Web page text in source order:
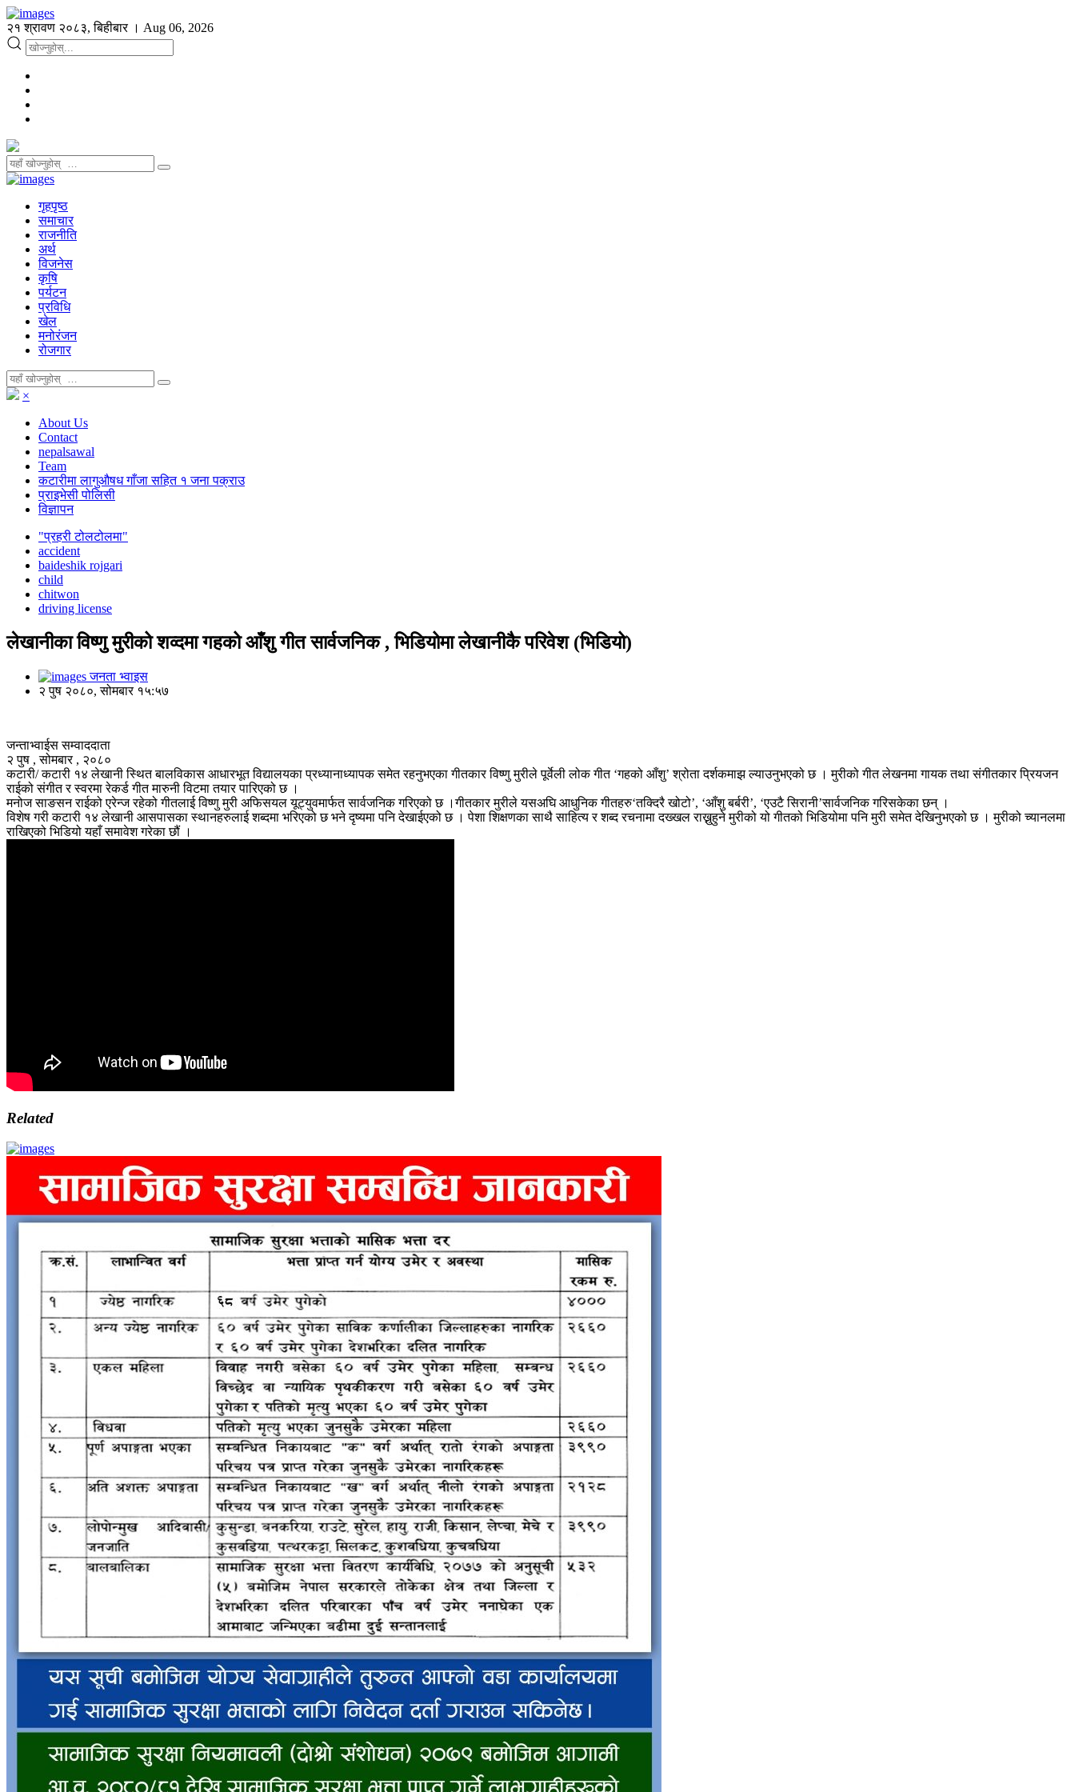
२१ श्रावण २०८३, बिहीबार । Aug 06, 2026
गृहपृष्ठ
समाचार
राजनीति
अर्थ
विजनेस
कृषि
पर्यटन
प्रविधि
खेल
मनोरंजन
रोजगार
×
About Us
Contact
nepalsawal
Team
कटारीमा लागुऔषध गाँजा सहित १ जना पक्राउ
प्राइभेसी पोलिसी
विज्ञापन
"प्रहरी टोलटोलमा"
accident
baideshik rojgari
child
chitwon
driving license
लेखानीका विष्णु मुरीको शव्दमा गहको आँशु गीत सार्वजनिक , भिडियोमा लेखानीकै परिवेश (भिडियो)
जनता भ्वाइस
२ पुष २०८०, सोमबार १५:५७
जन्ताभ्वाईस सम्वाददाता
२ पुष , सोमबार , २०८०
कटारी/ कटारी १४ लेखानी स्थित बालविकास आधारभूत विद्यालयका प्रध्यानाध्यापक समेत रहनुभएका गीतकार विष्णु मुरीले पूर्वेली लोक गीत ‘गहको आँशु’ श्रोता दर्शकमाझ ल्याउनुभएको छ । मुरीको गीत लेखनमा गायक तथा संगीतकार प्रियजन
राईको संगीत र स्वरमा रेकर्ड गीत मारुनी विटमा तयार पारिएको छ ।
मनोज साङसन राईको एरेन्ज रहेको गीतलाई विष्णु मुरी अफिसयल यूट्युवमार्फत सार्वजनिक गरिएको छ ।गीतकार मुरीले यसअघि आधुनिक गीतहरु‘तक्दिरै खोटो’, ‘आँशु बर्बरी’, ‘एउटै सिरानी’सार्वजनिक गरिसकेका छन् ।
विशेष गरी कटारी १४ लेखानी आसपासका स्थानहरुलाई शब्दमा भरिएको छ भने दृष्यमा पनि देखाईएको छ । पेशा शिक्षणका साथै साहित्य र शब्द रचनामा दख्खल राख्नुहुने मुरीको यो गीतको भिडियोमा पनि मुरी समेत देखिनुभएको छ । मुरीको च्यानलमा
राखिएको भिडियो यहाँ समावेश गरेका छौं ।
Related